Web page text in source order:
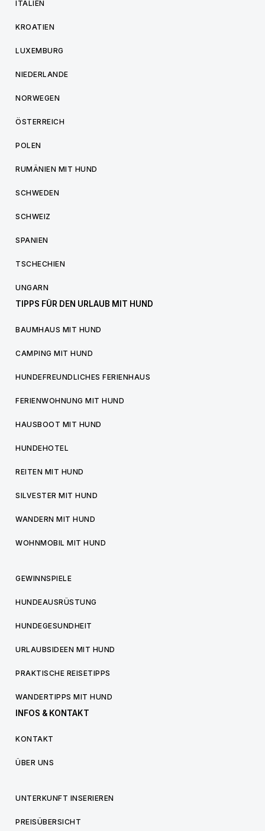
ITALIEN
KROATIEN
LUXEMBURG
NIEDERLANDE
NORWEGEN
ÖSTERREICH
POLEN
RUMÄNIEN MIT HUND
SCHWEDEN
SCHWEIZ
SPANIEN
TSCHECHIEN
UNGARN
TIPPS FÜR DEN URLAUB MIT HUND
BAUMHAUS MIT HUND
CAMPING MIT HUND
HUNDEFREUNDLICHES FERIENHAUS
FERIENWOHNUNG MIT HUND
HAUSBOOT MIT HUND
HUNDEHOTEL
REITEN MIT HUND
SILVESTER MIT HUND
WANDERN MIT HUND
WOHNMOBIL MIT HUND
GEWINNSPIELE
HUNDEAUSRÜSTUNG
HUNDEGESUNDHEIT
URLAUBSIDEEN MIT HUND
PRAKTISCHE REISETIPPS
WANDERTIPPS MIT HUND
INFOS & KONTAKT
KONTAKT
ÜBER UNS
UNTERKUNFT INSERIEREN
PREISÜBERSICHT